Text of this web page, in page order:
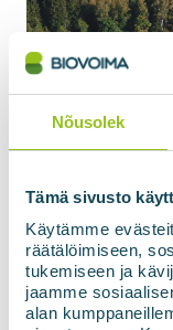
Nõusolek
Tämä sivusto
Käytämme
räätälöimiseen,
tukemiseen ja
jaamme
alan Olge